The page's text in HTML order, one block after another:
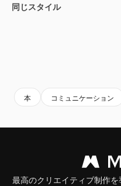
同じスタイル
本 コミュニケーション
最高のクリエイティブ制作